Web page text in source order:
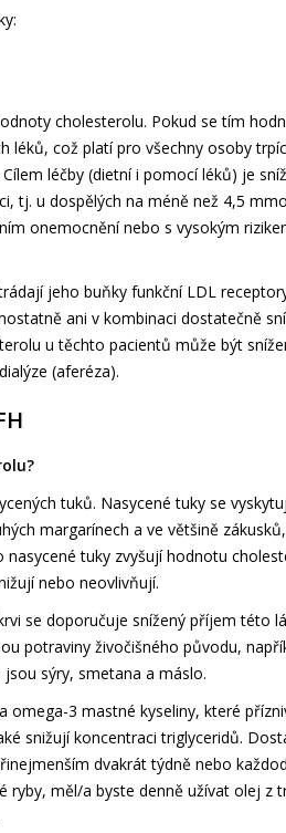
cholesterolu. Pokud se tím
léků, což platí pro všechny osoby
léčby (dietní i pomocí léků) je
tj. u dospělých na méně než 4,5
onemocnění nebo s vysokým
jeho buňky funkční LDL
ani v kombinaci dostatečně
u těchto pacientů může být
(aferéza).
tuků. Nasycené tuky se
margarínech a ve většině
tuky zvyšují hodnotu
nebo neovlivňují.
se doporučuje snížený příjem této
potraviny živočišného původu,
sýry, smetana a máslo.
omega-3 mastné kyseliny, které
snižují koncentraci triglyceridů.
dvakrát týdně nebo
ryby, měl/a byste denně užívat olej z